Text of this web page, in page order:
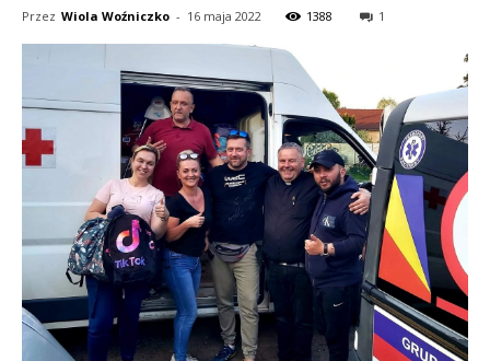
Przez Wiola Woźniczko - 16 maja 2022 1388 1